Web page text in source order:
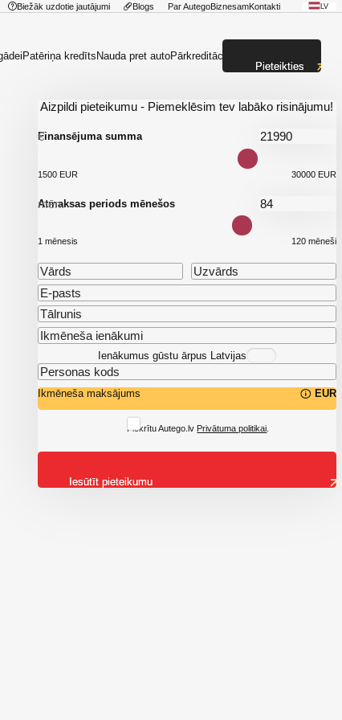
Biežāk uzdotie jautājumi Blogs Par AutegoBiznesamKontakti LV
Patēriņa kredītsNauda pret autoPārkreditācija
Aizpildi pieteikumu - Piemeklēsim tev labāko risinājumu!
Finansējuma summa
€
1500 EUR 30000 EUR
Atmaksas periods mēnešos
mēn.
1 mēnesis 120 mēneši
Ienākumus gūstu ārpus Latvijas
Ikmēneša maksājums EUR
Piekrītu Autego.lv Privātuma politikai